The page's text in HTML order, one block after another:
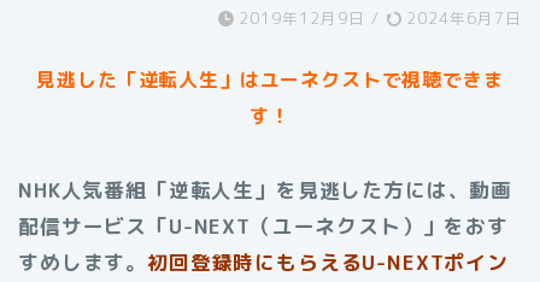
2019年12月9日 / 2024年6月7日
見逃した「逆転人生」はユーネクストで視聴できま
す！
NHK人気番組「逆転人生」を見逃した方には、動画
配信サービス「U-NEXT（ユーネクスト）」をおす
すめします。 初回登録時にもらえるU-NEXTポイン